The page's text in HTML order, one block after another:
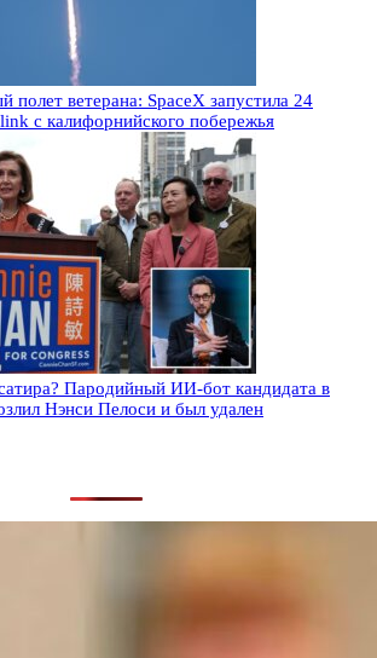
полет ветерана: SpaceX запустила 24
с калифорнийского побережья
Пародийный ИИ-бот кандидата в
Нэнси Пелоси и был удален